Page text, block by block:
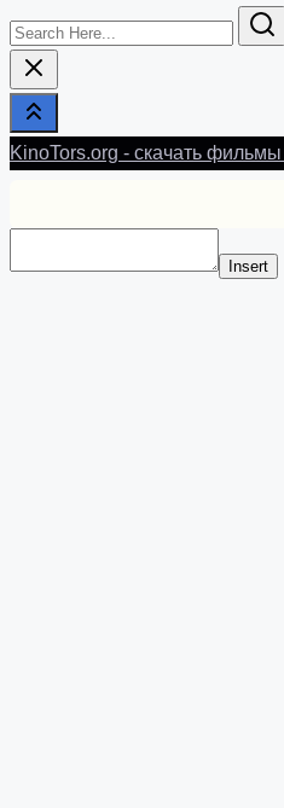
Search
Here...
KinoTors.org - скачать
Insert